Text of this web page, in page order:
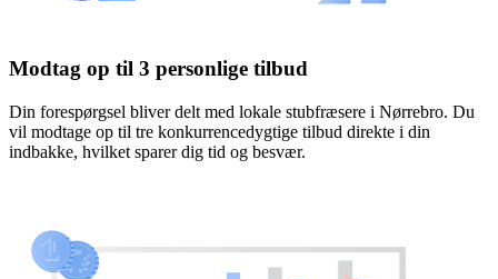
Modtag op til 3 personlige tilbud
Din forespørgsel bliver delt med lokale stubfræsere i Nørrebro. Du
vil modtage op til tre konkurrencedygtige tilbud direkte i din
indbakke, hvilket sparer dig tid og besvær.